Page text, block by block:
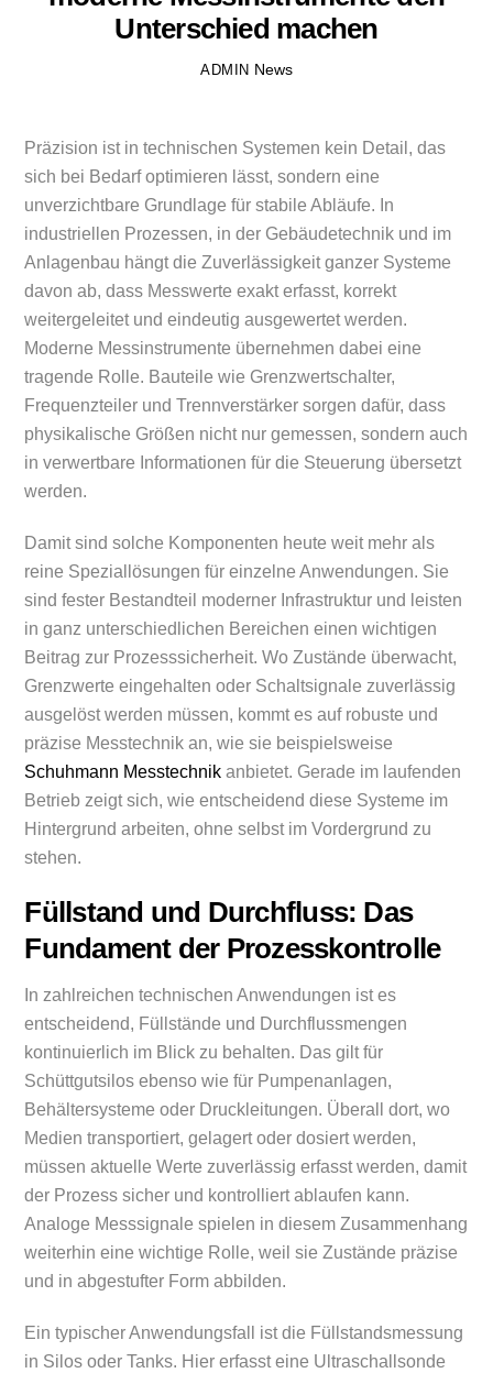
Unterschied machen
ADMIN News
Präzision ist in technischen Systemen kein Detail, das
sich bei Bedarf optimieren lässt, sondern eine
unverzichtbare Grundlage für stabile Abläufe. In
industriellen Prozessen, in der Gebäudetechnik und im
Anlagenbau hängt die Zuverlässigkeit ganzer Systeme
davon ab, dass Messwerte exakt erfasst, korrekt
weitergeleitet und eindeutig ausgewertet werden.
Moderne Messinstrumente übernehmen dabei eine
tragende Rolle. Bauteile wie Grenzwertschalter,
Frequenzteiler und Trennverstärker sorgen dafür, dass
physikalische Größen nicht nur gemessen, sondern auch
in verwertbare Informationen für die Steuerung übersetzt
werden.
Damit sind solche Komponenten heute weit mehr als
reine Speziallösungen für einzelne Anwendungen. Sie
sind fester Bestandteil moderner Infrastruktur und leisten
in ganz unterschiedlichen Bereichen einen wichtigen
Beitrag zur Prozesssicherheit. Wo Zustände überwacht,
Grenzwerte eingehalten oder Schaltsignale zuverlässig
ausgelöst werden müssen, kommt es auf robuste und
präzise Messtechnik an, wie sie beispielsweise
Schuhmann Messtechnik anbietet. Gerade im laufenden
Betrieb zeigt sich, wie entscheidend diese Systeme im
Hintergrund arbeiten, ohne selbst im Vordergrund zu
stehen.
Füllstand und Durchfluss: Das
Fundament der Prozesskontrolle
In zahlreichen technischen Anwendungen ist es
entscheidend, Füllstände und Durchflussmengen
kontinuierlich im Blick zu behalten. Das gilt für
Schüttgutsilos ebenso wie für Pumpenanlagen,
Behältersysteme oder Druckleitungen. Überall dort, wo
Medien transportiert, gelagert oder dosiert werden,
müssen aktuelle Werte zuverlässig erfasst werden, damit
der Prozess sicher und kontrolliert ablaufen kann.
Analoge Messsignale spielen in diesem Zusammenhang
weiterhin eine wichtige Rolle, weil sie Zustände präzise
und in abgestufter Form abbilden.
Ein typischer Anwendungsfall ist die Füllstandsmessung
in Silos oder Tanks. Hier erfasst eine Ultraschallsonde